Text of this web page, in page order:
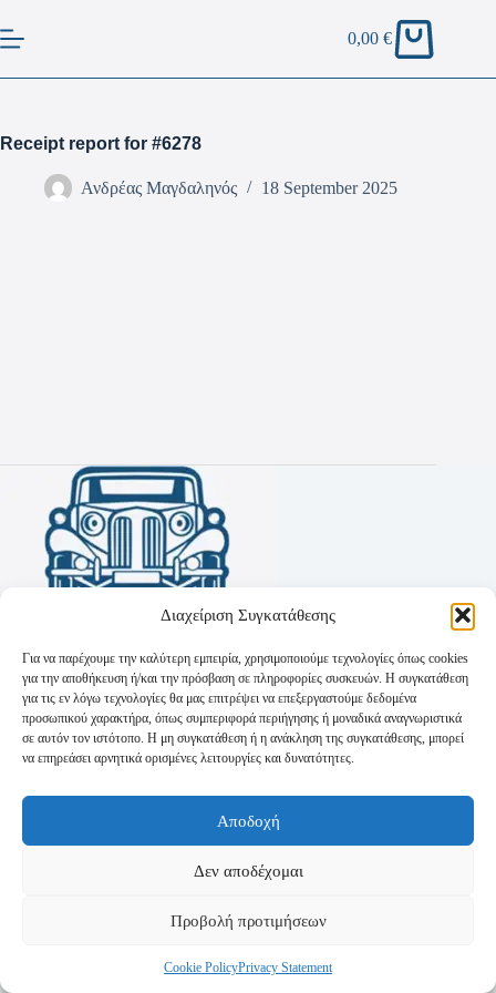
Διαχείριση Συγκατάθεσης
Για να παρέχουμε την καλύτερη εμπειρία, χρησιμοποιούμε τεχνολογίες όπως cookies
για την αποθήκευση ή/και την πρόσβαση σε πληροφορίες συσκευών. Η συγκατάθεση
για τις εν λόγω τεχνολογίες θα μας επιτρέψει να επεξεργαστούμε δεδομένα
προσωπικού χαρακτήρα, όπως συμπεριφορά περιήγησης ή μοναδικά αναγνωριστικά
σε αυτόν τον ιστότοπο. Η μη συγκατάθεση ή η ανάκληση της συγκατάθεσης, μπορεί
να επηρεάσει αρνητικά ορισμένες λειτουργίες και δυνατότητες.
Αποδοχή
Δεν αποδέχομαι
Προβολή προτιμήσεων
Cookie PolicyPrivacy Statement
0,00€
Receipt report for #6278
Ανδρέας Μαγδαληνός 18 September 2025
Πολιτική Απορρήτου
Τρόποι Αποστολής
Τρόποι Πληρωμής